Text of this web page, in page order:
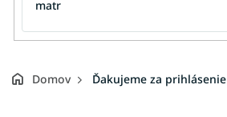
Domov Ďakujeme za prihlásenie